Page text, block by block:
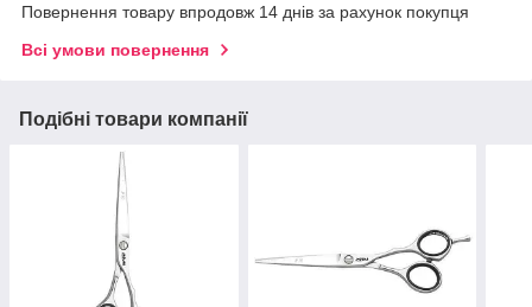
Повернення товару впродовж 14 днів за рахунок покупця
Всі умови повернення
Подібні товари компанії